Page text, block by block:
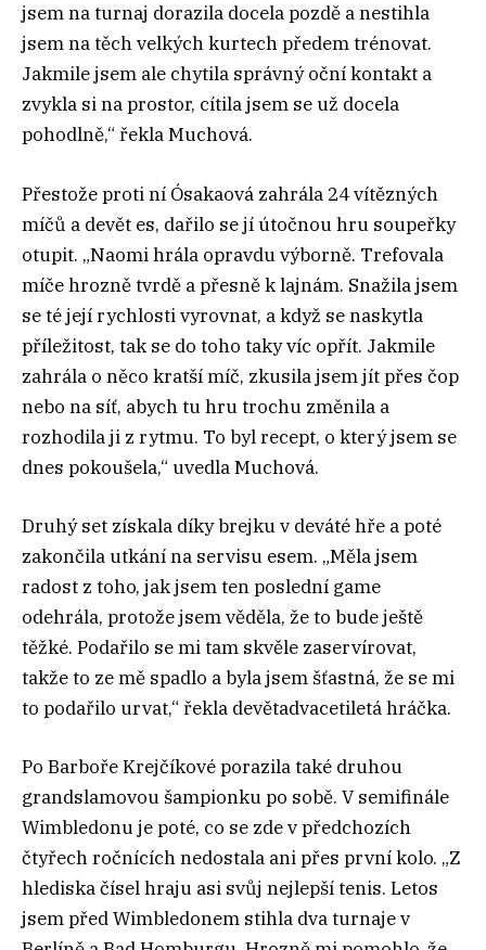
jsem na turnaj dorazila docela pozdě a nestihla
jsem na těch velkých kurtech předem trénovat.
Jakmile jsem ale chytila správný oční kontakt a
zvykla si na prostor, cítila jsem se už docela
pohodlně,“ řekla Muchová.
Přestože proti ní Ósakaová zahrála 24 vítězných
míčů a devět es, dařilo se jí útočnou hru soupeřky
otupit. „Naomi hrála opravdu výborně. Trefovala
míče hrozně tvrdě a přesně k lajnám. Snažila jsem
se té její rychlosti vyrovnat, a když se naskytla
příležitost, tak se do toho taky víc opřít. Jakmile
zahrála o něco kratší míč, zkusila jsem jít přes čop
nebo na síť, abych tu hru trochu změnila a
rozhodila ji z rytmu. To byl recept, o který jsem se
dnes pokoušela,“ uvedla Muchová.
Druhý set získala díky brejku v deváté hře a poté
zakončila utkání na servisu esem. „Měla jsem
radost z toho, jak jsem ten poslední game
odehrála, protože jsem věděla, že to bude ještě
těžké. Podařilo se mi tam skvěle zaservírovat,
takže to ze mě spadlo a byla jsem šťastná, že se mi
to podařilo urvat,“ řekla devětadvacetiletá hráčka.
Po Barboře Krejčíkové porazila také druhou
grandslamovou šampionku po sobě. V semifinále
Wimbledonu je poté, co se zde v předchozích
čtyřech ročnících nedostala ani přes první kolo. „Z
hlediska čísel hraju asi svůj nejlepší tenis. Letos
jsem před Wimbledonem stihla dva turnaje v